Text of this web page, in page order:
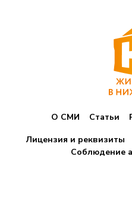
О СМИ Статьи
Лицензия и реквизиты
Соблюдение